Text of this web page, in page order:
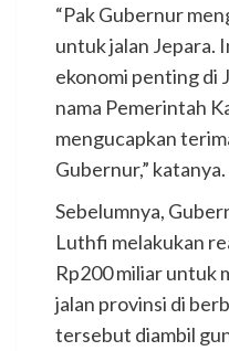
“Pak Gubernur
untuk jalan Jepara.
ekonomi penting di
nama Pemerintah
mengucapkan
Gubernur,” katanya.
Sebelumnya,
Luthfi melakukan
Rp200 miliar untuk
jalan provinsi di
tersebut diambil